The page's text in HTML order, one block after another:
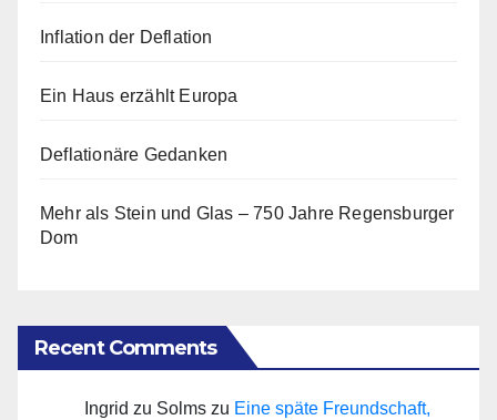
Inflation der Deflation
Ein Haus erzählt Europa
Deflationäre Gedanken
Mehr als Stein und Glas – 750 Jahre Regensburger
Dom
Recent Comments
Ingrid zu Solms zu Eine späte Freundschaft,